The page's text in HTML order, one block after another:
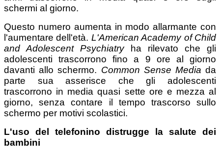
schermi al giorno.
Questo numero aumenta in modo allarmante con
l'aumentare dell'età. L'American Academy of Child
and Adolescent Psychiatryha rilevato che gli
adolescenti trascorrono fino a 9 ore al giorno
davanti allo schermo. Common Sense Media da
parte sua asserisce che gli adolescenti
trascorrono in media quasi sette ore e mezza al
giorno, senza contare il tempo trascorso sullo
schermo per motivi scolastici.
L'uso del telefonino distrugge la salute dei
bambini